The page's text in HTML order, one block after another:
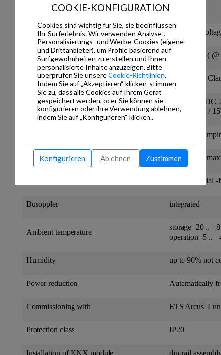
KNX-Lunos-Control4-REG
Operating voltage KNX
Power consumption (KNX) ca. 120mW (
Bus voltage connection KNX-2-pol
Auxiliary voltage
24V .. 32VDC
( 5W / 10W /
WAGO-
Electrical efficiency of module 92% ( With
3mA Potential
Busoppler integrated
Ambient temperature
storage -20 ..
operation -5 ..
Humidity up to 90% not
Power reduction Automatically
Commissioning with ETS
Protection class IP20
Installation of KNX module din-rail
COOKIE-KONFIGURATION
Cookies sind wichtig für Sie, sie beeinflussen
Ihr Surferlebnis. Wir verwenden Analyse-,
Personalisierungs- und Werbe-Cookies (eigene
und Drittanbieter), um Profile basierend auf
Surfgewohnheiten zu erstellen und Ihnen
personalisierte Inhalte anzuzeigen. Bitte
überprüfen Sie unsereCookie-Richtlinien.
Indem Sie auf „Akzeptieren“ klicken, stimmen
Sie zu, dass alle Cookies auf Ihrem Gerät
gespeichert werden, oder Sie können sie
konfigurieren oder ihre Verwendung ablehnen,
indem Sie auf „Konfigurieren“ klicken..
Konfigurieren Ablehnen Zustimmen